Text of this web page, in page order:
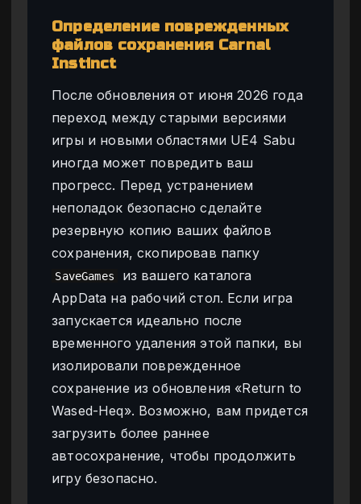
Определение поврежденных
файлов сохранения Carnal
Instinct
После обновления от июня 2026 года
переход между старыми версиями
игры и новыми областями UE4 Sabu
иногда может повредить ваш
прогресс. Перед устранением
неполадок безопасно сделайте
резервную копию ваших файлов
сохранения, скопировав папку
SaveGames
из вашего каталога
AppData на рабочий стол. Если игра
запускается идеально после
временного удаления этой папки, вы
изолировали поврежденное
сохранение из обновления «Return to
Wased-Heq». Возможно, вам придется
загрузить более раннее
автосохранение, чтобы продолжить
игру безопасно.